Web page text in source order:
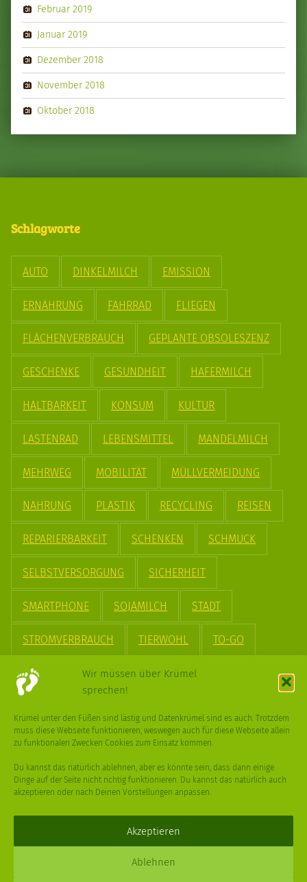
Wir müssen über Krümel
sprechen!
Krümel unter den Füßen sind lästig und Datenkrümel sind es auch. Trotzdem
muss diese Webseite funktionieren, weswegen auch für diese Webseite allein
zu funktionalen Zwecken Cookies zum Einsatz kommen.
Du kannst das natürlich ablehnen, aber es könnte sein, dass dann einige
Dinge auf der Seite nicht richtig funktionieren. Du kannst das natürlich auch
akzeptieren oder nach Deinen Vorstellungen anpassen.
Akzeptieren
Ablehnen
Februar 2019
Januar 2019
Dezember 2018
November 2018
Oktober 2018
Schlagworte
AUTO DINKELMILCH EMISSION
ERNÄHRUNG FAHRRAD FLIEGEN
FLÄCHENVERBRAUCH GEPLANTE OBSOLESZENZ
GESCHENKE GESUNDHEIT HAFERMILCH
HALTBARKEIT KONSUM KULTUR
LASTENRAD LEBENSMITTEL MANDELMILCH
MEHRWEG MOBILITÄT MÜLLVERMEIDUNG
NAHRUNG PLASTIK RECYCLING REISEN
REPARIERBARKEIT SCHENKEN SCHMUCK
SELBSTVERSORGUNG SICHERHEIT
SMARTPHONE SOJAMILCH STADT
STROMVERBRAUCH TIERWOHL TO-GO
TREND UPCYCLING VEGAN
WEIHNACHTSBAUM WINTER
XPDT : Marken & Kommunikation